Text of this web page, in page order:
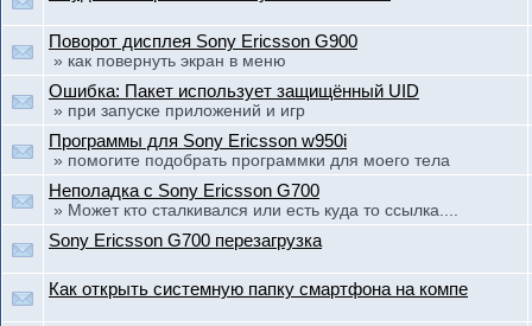
Поворот дисплея Sony Ericsson G900
» как повернуть экран в меню
Ошибка: Пакет использует защищённый UID
» при запуске приложений и игр
Программы для Sony Ericsson w950i
» помогите подобрать программки для моего тела
Неполадка с Sony Ericsson G700
» Может кто сталкивался или есть куда то ссылка....
Sony Ericsson G700 перезагрузка
Как открыть системную папку смартфона на компе